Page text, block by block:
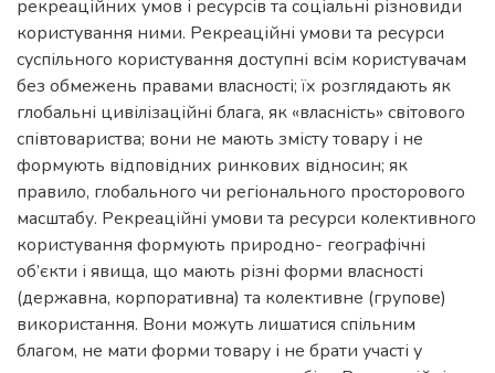
рекреаційних умов і ресурсів та соціальні різновиди
користування ними. Рекреаційні умови та ресурси
суспільного користування доступні всім користувачам
без обмежень правами власності; їх розглядають як
глобальні цивілізаційні блага, як «власність» світового
співтовариства; вони не мають змісту товару і не
формують відповідних ринкових відносин; як
правило, глобального чи регіонального просторового
масштабу. Рекреаційні умови та ресурси колективного
користування формують природно- географічні
об’єкти і явища, що мають різні форми власності
(державна, корпоративна) та колективне (групове)
використання. Вони можуть лишатися спільним
благом, не мати форми товару і не брати участі у